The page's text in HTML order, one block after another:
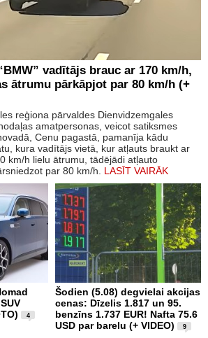
vadītājs brauc ar 170 km/h,
ātrumu pārkāpjot par 80 km/h (+
reģiona pārvaldes Dienvidzemgales
amatpersonas, veicot satiksmes
Cenu pagastā, pamanīja kādu
kura vadītājs vietā, kur atļauts braukt ar
km/h lielu ātrumu, tādējādi atļauto
par 80 km/h. LASĪT VAIRĀK
4
Šodien (5.08) degvielai akcijas
cenas: Dīzelis 1.817 un 95.
benzīns 1.737 EUR! Nafta 75.6
USD par barelu (+ VIDEO)
9